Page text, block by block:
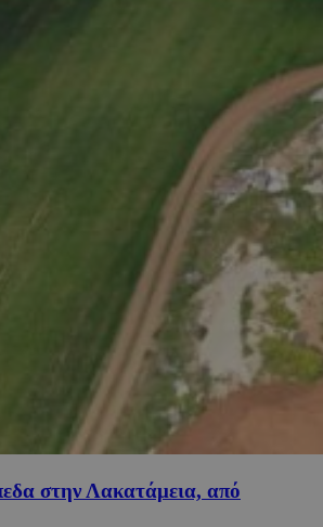
στην Λακατάμεια, από